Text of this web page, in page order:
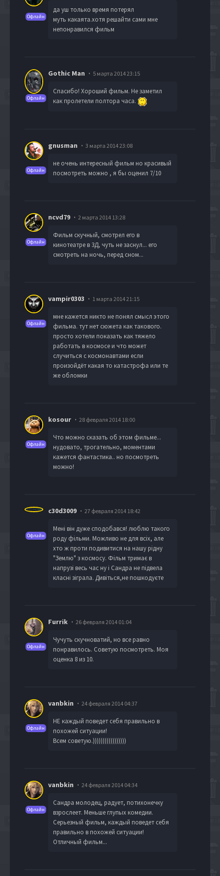
Офлайн
да уш только время потерял
муть какаята.хотя решайти сами мне
непонравился фильм
Офлайн
Gothic Man 5 марта 2014 23:15
Спасибо! Хороший фильм. Не заметил
как пролетели полтора часа.
Офлайн
gnusman 3 марта 2014 23:08
не очень интересный фильм но красивый
посмотреть можно , я бы оценил 7/10
Офлайн
ncvd79 2 марта 2014 13:28
Фильм скучный, смотрел его в
кинотеатре в 3Д, чуть не заснул... его
смотреть на ночь, перед сном...
Офлайн
vampir0303 1 марта 2014 21:15
мне кажется никто не понял смысл этого
фильма. тут нет сюжета как такового.
просто хотели показать как тяжело
работать в космосе и что может
случиться с космонавтами если
произойдёт какая то катастрофа или те
же обломки
Офлайн
kosour 28 февраля 2014 18:00
Что можно сказать об этом фильме...
нудовато, трогательно, моментами
кажется фантастика.. но посмотреть
можно!
Офлайн
c30d3009 27 февраля 2014 18:42
Мені він дуже сподобався! люблю такого
роду фільми. Можливо не для всіх, але
хто ж проти подивитися на нашу рідну
"Землю" з космосу. Фільм тримає в
напрузі весь час ну і Сандра не підвела
класні зіграла. Дивіться,не пошкодуєте
Офлайн
Furrik 26 февраля 2014 01:04
Чучуть скучноватий, но все равно
понравилось. Советую посмотреть. Моя
оценка 8 из 10.
Офлайн
vanbkin 24 февраля 2014 04:37
НЕ каждый поведет себя правильно в
похожей ситуации!
Всем советую.)))))))))))))))))
Офлайн
vanbkin 24 февраля 2014 04:34
Сандра молодец, радует, потихонечку
взрослеет. Меньше глупых комедии.
Серьезный фильм, каждый поведет себя
правильно в похожей ситуации!
Отличный фильм...